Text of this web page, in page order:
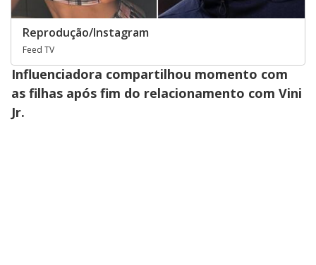
Reprodução/Instagram
Feed TV
Influenciadora compartilhou momento com
as filhas após fim do relacionamento com Vini
Jr.